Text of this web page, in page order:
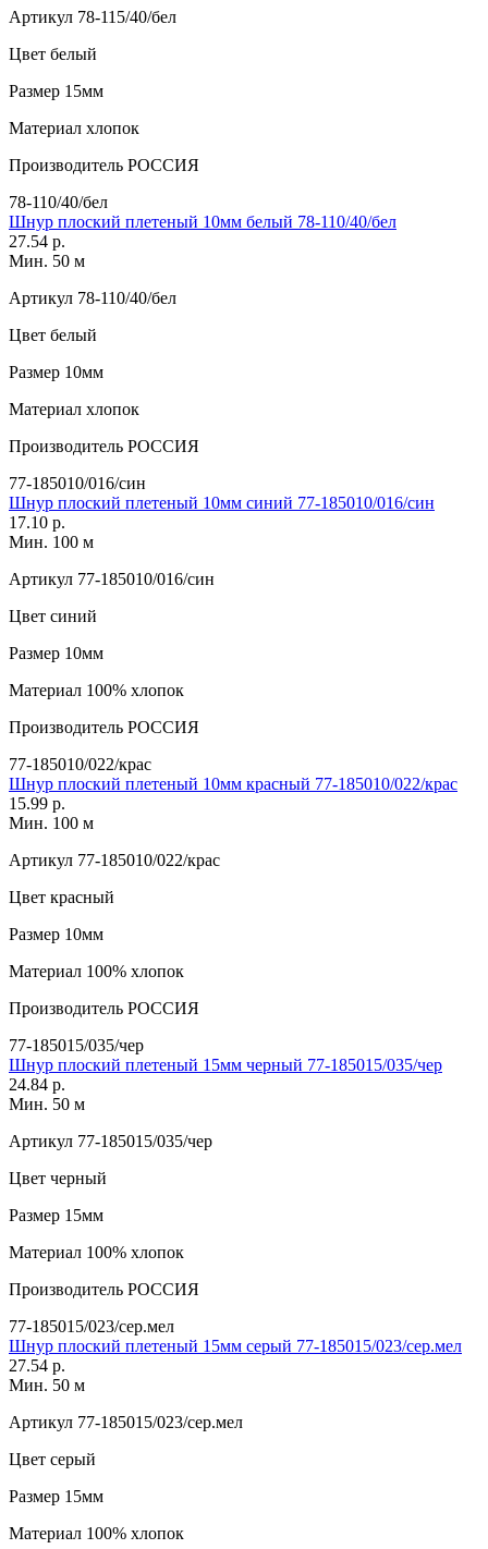
Артикул 78-115/40/бел
Цвет белый
Размер 15мм
Материал хлопок
Производитель РОССИЯ
78-110/40/бел
Шнур плоский плетеный 10мм белый 78-110/40/бел
27.54 р.
Мин. 50 м
Артикул 78-110/40/бел
Цвет белый
Размер 10мм
Материал хлопок
Производитель РОССИЯ
77-185010/016/син
Шнур плоский плетеный 10мм синий 77-185010/016/син
17.10 р.
Мин. 100 м
Артикул 77-185010/016/син
Цвет синий
Размер 10мм
Материал 100% хлопок
Производитель РОССИЯ
77-185010/022/крас
Шнур плоский плетеный 10мм красный 77-185010/022/крас
15.99 р.
Мин. 100 м
Артикул 77-185010/022/крас
Цвет красный
Размер 10мм
Материал 100% хлопок
Производитель РОССИЯ
77-185015/035/чер
Шнур плоский плетеный 15мм черный 77-185015/035/чер
24.84 р.
Мин. 50 м
Артикул 77-185015/035/чер
Цвет черный
Размер 15мм
Материал 100% хлопок
Производитель РОССИЯ
77-185015/023/сер.мел
Шнур плоский плетеный 15мм серый 77-185015/023/сер.мел
27.54 р.
Мин. 50 м
Артикул 77-185015/023/сер.мел
Цвет серый
Размер 15мм
Материал 100% хлопок